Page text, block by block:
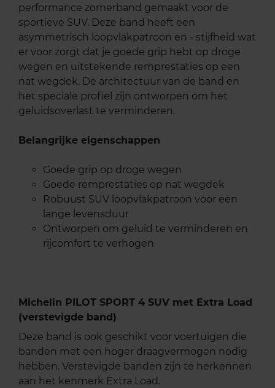
performance zomerband gemaakt voor de
sportieve SUV. Deze band heeft een
asymmetrisch loopvlakpatroon en - stijfheid wat
er voor zorgt dat je goede grip hebt op droge
wegen en uitstekende remprestaties op een
nat wegdek. De architectuur van de band en
het speciale profiel zijn ontworpen om het
geluidsoverlast te verminderen.
Belangrijke eigenschappen
Goede grip op droge wegen
Goede remprestaties op nat wegdek
Robuust SUV loopvlakpatroon voor een
lange levensduur
Ontworpen om geluid te verminderen en
rijcomfort te verhogen
Michelin PILOT SPORT 4 SUV met Extra Load
(verstevigde band)
Deze band is ook geschikt voor voertuigen die
banden met een hoger draagvermogen nodig
hebben. Verstevigde banden zijn te herkennen
aan het kenmerk Extra Load.